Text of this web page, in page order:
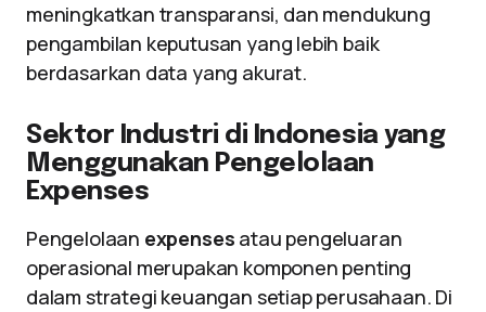
meningkatkan transparansi, dan mendukung
pengambilan keputusan yang lebih baik
berdasarkan data yang akurat.
Sektor Industri di Indonesia yang
Menggunakan Pengelolaan
Expenses
Pengelolaan expenses atau pengeluaran
operasional merupakan komponen penting
dalam strategi keuangan setiap perusahaan. Di